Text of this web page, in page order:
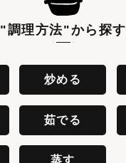
"調理方法"から探す
炒める
茹でる
蒸す